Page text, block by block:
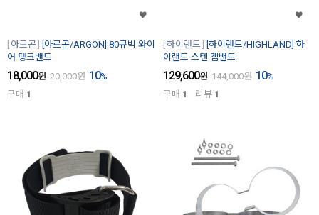
아르곤
[아르곤/ARGON] 80큐빅 와이
어 탱크밴드
18,000원 20,000원 10%
구매 1
하이랜드
[하이랜드/HIGHLAND] 하
이랜드 스텐 캠밴드
129,600원 144,000원 10%
구매 1 리뷰 1